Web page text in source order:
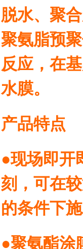
脱水、聚
聚氨脂预
反应，在
水膜。
产品特点
●现场即开
刻，可在
的条件下
●聚氨酯涂